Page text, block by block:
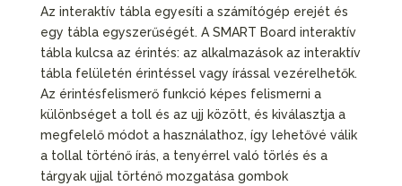
Az interaktív tábla egyesíti a számítógép erejét és
egy tábla egyszerűségét. A SMART Board interaktív
tábla kulcsa az érintés: az alkalmazások az interaktív
tábla felületén érintéssel vagy írással vezérelhetők.
Az érintésfelismerő funkció képes felismerni a
különbséget a toll és az ujj között, és kiválasztja a
megfelelő módot a használathoz, így lehetővé válik
a tollal történő írás, a tenyérrel való törlés és a
tárgyak ujjal történő mozgatása gombok